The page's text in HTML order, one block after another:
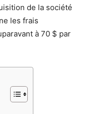
de la société
les frais
à 70 $ par